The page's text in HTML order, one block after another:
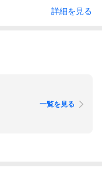
詳細を見る
一覧を見る